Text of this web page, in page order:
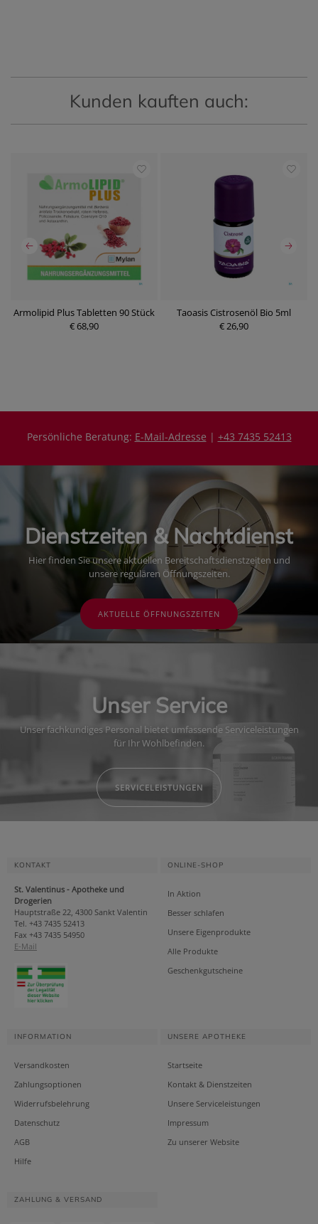
Kunden kauften auch:
Armolipid Plus Tabletten 90 Stück
€ 68,90
Taoasis Cistrosenöl Bio 5ml
€ 26,90
Persönliche Beratung: E-Mail-Adresse | +43 7435 52413
Dienstzeiten & Nachtdienst
Hier finden Sie unsere aktuellen Bereitschaftsdienstzeiten und
unsere regulären Öffnungszeiten.
AKTUELLE ÖFFNUNGSZEITEN
Unser Service
Unser fachkundiges Personal bietet umfassende Serviceleistungen
für Ihr Wohlbefinden.
SERVICELEISTUNGEN
KONTAKT
St. Valentinus - Apotheke und
Drogerien
Hauptstraße 22, 4300 Sankt Valentin
Tel. +43 7435 52413
Fax +43 7435 54950
E-Mail
ONLINE-SHOP
In Aktion
Besser schlafen
Unsere Eigenprodukte
Alle Produkte
Geschenkgutscheine
INFORMATION
Versandkosten
Zahlungsoptionen
Widerrufsbelehrung
Datenschutz
AGB
Hilfe
UNSERE APOTHEKE
Startseite
Kontakt & Dienstzeiten
Unsere Serviceleistungen
Impressum
Zu unserer Website
ZAHLUNG & VERSAND